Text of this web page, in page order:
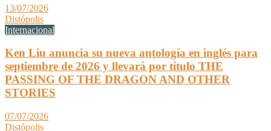
13/07/2026
Distópolis
Internacional
Ken Liu anuncia su nueva antología en inglés para
septiembre de 2026 y llevará por título THE
PASSING OF THE DRAGON AND OTHER
STORIES
07/07/2026
Distópolis